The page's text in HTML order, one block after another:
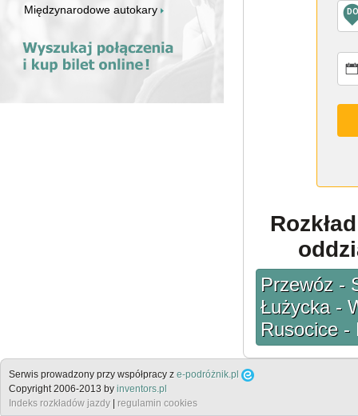
Międzynarodowe autokary DO
Przewóz -
Łużycka -
Rusocice -
Serwis prowadzony przy współpracy z e-podróżnik.pl
Copyright 2006-2013 by inventors.pl
Indeks rozkładów jazdy | regulamin cookies